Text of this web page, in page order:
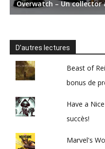
D’autres lectures
Beast of
bonus de
Have a
succès!
Marvel's